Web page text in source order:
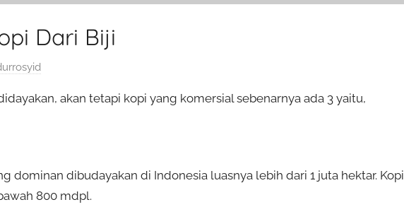
Dari Biji
akan tetapi kopi yang komersial sebenarnya ada 3 yaitu,
dominan dibudayakan di Indonesia luasnya lebih dari 1 juta hektar. Kopi
800 mdpl.